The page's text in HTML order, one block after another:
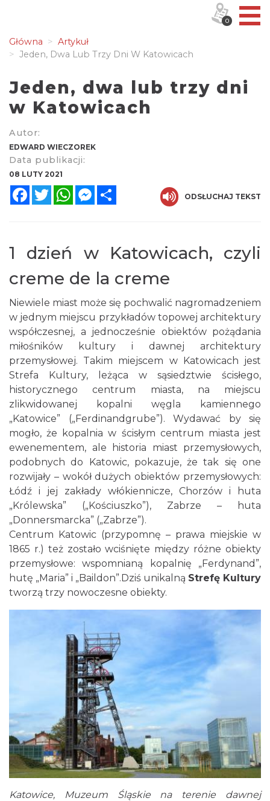
Główna
Artykuł
Jeden, Dwa Lub Trzy Dni W Katowicach
Jeden, dwa lub trzy dni
w Katowicach
Autor:
EDWARD WIECZOREK
Data publikacji:
08 LUTY 2021
FacebookTwitterWhatsAppMessenger
ODSŁUCHAJ TEKST
1 dzień w Katowicach, czyli
creme de la creme
Niewiele miast może się pochwalić nagromadzeniem
w jednym miejscu przykładów topowej architektury
współczesnej, a jednocześnie obiektów pożądania
miłośników kultury i dawnej architektury
przemysłowej. Takim miejscem w Katowicach jest
Strefa Kultury, leżąca w sąsiedztwie ścisłego,
historycznego centrum miasta, na miejscu
zlikwidowanej kopalni węgla kamiennego
„Katowice” („Ferdinandgrube”). Wydawać by się
mogło, że kopalnia w ścisłym centrum miasta jest
ewenementem, ale historia miast przemysłowych,
podobnych do Katowic, pokazuje, że tak się one
rozwijały – wokół dużych obiektów przemysłowych:
Łódź i jej zakłady włókiennicze, Chorzów i huta
„Królewska” („Kościuszko”), Zabrze – huta
„Donnersmarcka” („Zabrze”).
Centrum Katowic (przypomnę – prawa miejskie w
1865 r.) też zostało wciśnięte między różne obiekty
przemysłowe: wspomnianą kopalnię „Ferdynand”,
hutę „Maria” i „Baildon”.Dziś unikalną Strefę Kultury
tworzą trzy nowoczesne obiekty.
Katowice, Muzeum Śląskie na terenie dawnej
0